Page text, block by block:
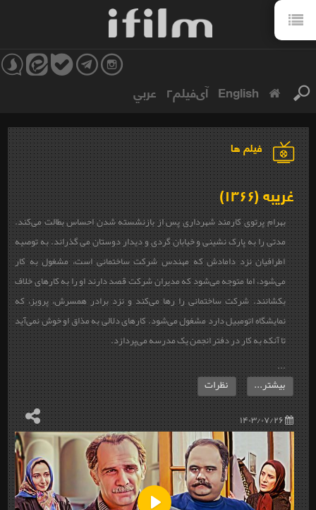
English آی‌فیلم۲ عربي
فیلم ها
غریبه (۱۳۶۶)
بهرام پرتوی کارمند شهرداری پس از بازنشسته شدن احساس بطالت می‌کند.
مدتی را به پارک نشینی و خیابان گردی و دیدار دوستان می گذراند. به توصیه
اطرافیان نزد دامادش که مهندس شرکت ساختمانی است، مشغول به کار
می‌شود، اما متوجه می‌شود که مدیران شرکت قصد دارند او را به کارهای خلاف
بکشانند. شرکت ساختمانی را رها می‌کند و نزد برادر همسرش، پرویز، که
نمایشگاه اتومبیل دارد مشغول می‌شود. کارهای دلالی به مذاق او خوش نمی‌آید
تا آنکه به کار در دفتر انجمن یک مدرسه می‌پردازد.
...
۱۴۰۳/۰۷/۲۶
بیشتر... نظرات